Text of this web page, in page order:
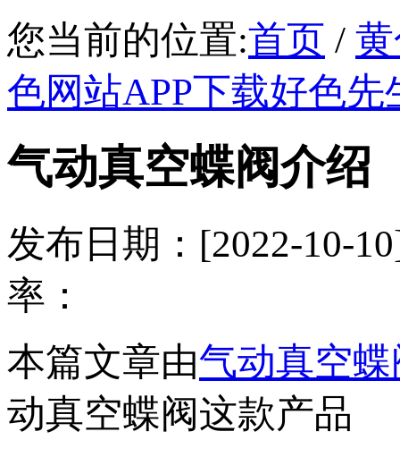
您当前的位置:首页 /
色网站APP下载好色先
气动真空蝶阀介绍
发布日期：[2022-10-
率：
本篇文章由气动真空蝶
动真空蝶阀这款产品